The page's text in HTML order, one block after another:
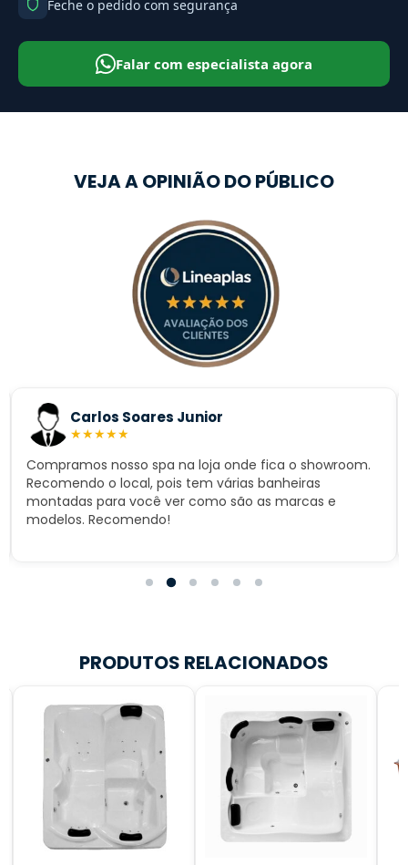
Feche o pedido com segurança
Falar com especialista agora
VEJA A OPINIÃO DO PÚBLICO
Carlos Soares Junior
★★★★★
Compramos nosso spa na loja onde fica o showroom.
Recomendo o local, pois tem várias banheiras
montadas para você ver como são as marcas e
modelos. Recomendo!
PRODUTOS RELACIONADOS